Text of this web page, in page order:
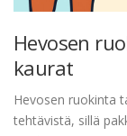
Hevosen
kaurat
Hevosen ruokinta
tehtävistä, sillä